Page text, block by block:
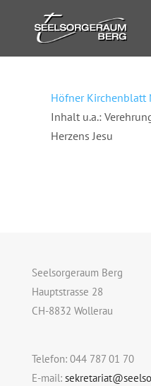
Höfner Kirchenblatt
Inhalt u.a.:
Herzens Jesu
Seelsorgeraum Berg
Hauptstrasse 28
CH-8832 Wollerau
Telefon: 044 787 01 70
E-mail: